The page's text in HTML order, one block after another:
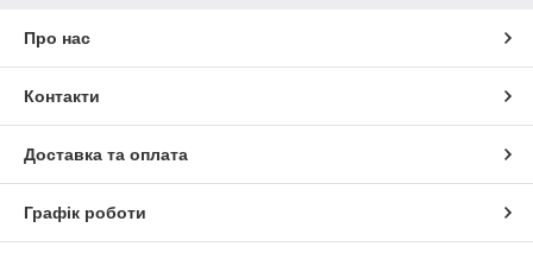
Про нас
Контакти
Доставка та оплата
Графік роботи